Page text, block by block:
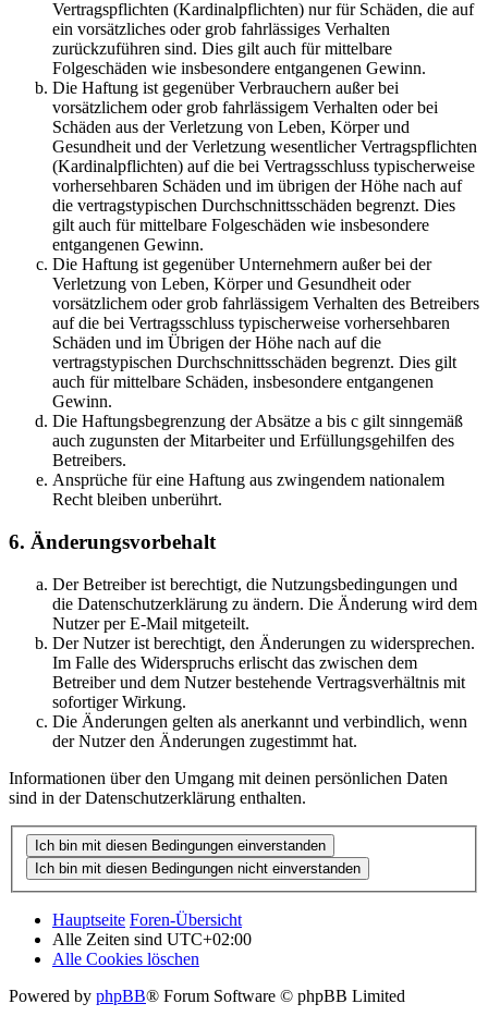
Vertragspflichten (Kardinalpflichten) nur für Schäden, die auf
ein vorsätzliches oder grob fahrlässiges Verhalten
zurückzuführen sind. Dies gilt auch für mittelbare
Folgeschäden wie insbesondere entgangenen Gewinn.
Die Haftung ist gegenüber Verbrauchern außer bei
vorsätzlichem oder grob fahrlässigem Verhalten oder bei
Schäden aus der Verletzung von Leben, Körper und
Gesundheit und der Verletzung wesentlicher Vertragspflichten
(Kardinalpflichten) auf die bei Vertragsschluss typischerweise
vorhersehbaren Schäden und im übrigen der Höhe nach auf
die vertragstypischen Durchschnittsschäden begrenzt. Dies
gilt auch für mittelbare Folgeschäden wie insbesondere
entgangenen Gewinn.
Die Haftung ist gegenüber Unternehmern außer bei der
Verletzung von Leben, Körper und Gesundheit oder
vorsätzlichem oder grob fahrlässigem Verhalten des Betreibers
auf die bei Vertragsschluss typischerweise vorhersehbaren
Schäden und im Übrigen der Höhe nach auf die
vertragstypischen Durchschnittsschäden begrenzt. Dies gilt
auch für mittelbare Schäden, insbesondere entgangenen
Gewinn.
Die Haftungsbegrenzung der Absätze a bis c gilt sinngemäß
auch zugunsten der Mitarbeiter und Erfüllungsgehilfen des
Betreibers.
Ansprüche für eine Haftung aus zwingendem nationalem
Recht bleiben unberührt.
6. Änderungsvorbehalt
Der Betreiber ist berechtigt, die Nutzungsbedingungen und
die Datenschutzerklärung zu ändern. Die Änderung wird dem
Nutzer per E-Mail mitgeteilt.
Der Nutzer ist berechtigt, den Änderungen zu widersprechen.
Im Falle des Widerspruchs erlischt das zwischen dem
Betreiber und dem Nutzer bestehende Vertragsverhältnis mit
sofortiger Wirkung.
Die Änderungen gelten als anerkannt und verbindlich, wenn
der Nutzer den Änderungen zugestimmt hat.
Informationen über den Umgang mit deinen persönlichen Daten
sind in der Datenschutzerklärung enthalten.
Hauptseite Foren-Übersicht
Alle Zeiten sind UTC+02:00
Alle Cookies löschen
Powered by phpBB® Forum Software © phpBB Limited